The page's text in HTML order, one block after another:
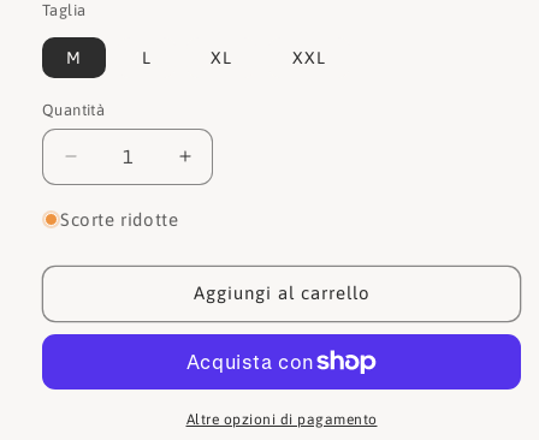
Taglia
M L XL XXL
Quantità
Quantità
Diminuisci
quantità
per
Camicia
Aumenta
quantità
Camicia
S34121
Scorte ridotte
Aggiungi al carrello
Altre opzioni di pagamento